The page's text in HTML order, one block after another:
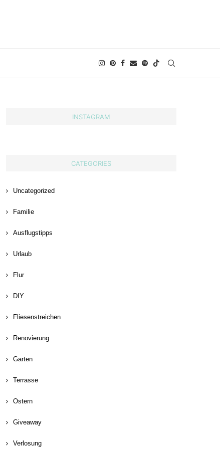
INSTAGRAM
CATEGORIES
Uncategorized
Familie
Ausflugstipps
Urlaub
Flur
DIY
Fliesenstreichen
Renovierung
Garten
Terrasse
Ostern
Giveaway
Verlosung